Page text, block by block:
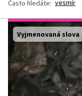
Často hledáte: vesmír
Vyjmenovaná slova